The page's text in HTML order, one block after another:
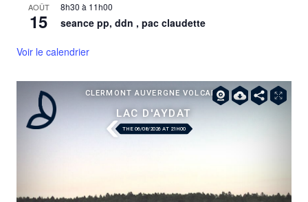
AOÛT
15
8h30 à 11h00
seance pp, ddn , pac claudette
Voir le calendrier